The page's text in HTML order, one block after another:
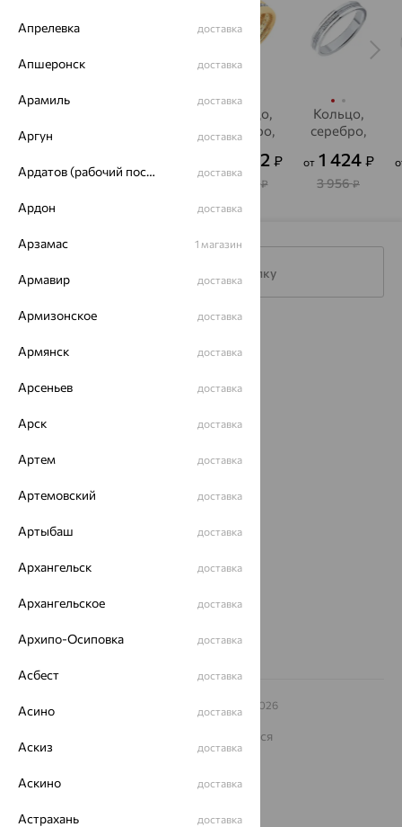
серебро,
фианит,
SOKOLOV
4 426
Кольцо,
серебро,
SOKOLOV
1 202 ₽
3 340₽
Кольцо,
серебро,
SOKOLOV
от 1 424 ₽
3 956₽
Подписаться на рассылку
О нас
Магазины и доставка г. Липецк
еще 3
Другие города
Заказать звонок
© ООО «Ювелирный дом «Кристалл»,
– 2026
Архив акций
Карта сайта
На информационном ресурсе применяются
рекомендательные технологии
ОГРН 1044800168379
Политика конфеденциальности
Разработка сайта —
Апрелевка доставка
Апшеронск доставка
Арамиль доставка
Аргун доставка
Ардатов (рабочий поселок) доставка
Ардон доставка
Арзамас 1 магазин
Армавир доставка
Армизонское доставка
Армянск доставка
Арсеньев доставка
Арск доставка
Артем доставка
Артемовский доставка
Артыбаш доставка
Архангельск доставка
Архангельское доставка
Архипо-Осиповка доставка
Асбест доставка
Асино доставка
Аскиз доставка
Аскино доставка
Астрахань доставка